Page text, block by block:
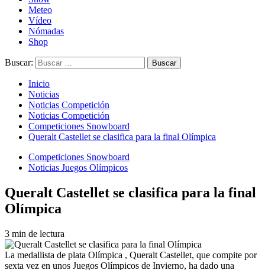
Meteo
Vídeo
Nómadas
Shop
Buscar:
Inicio
Noticias
Noticias Competición
Noticias Competición
Competiciones Snowboard
Queralt Castellet se clasifica para la final Olímpica
Competiciones Snowboard
Noticias Juegos Olímpicos
Queralt Castellet se clasifica para la final
Olímpica
3 min de lectura
La medallista de plata Olímpica , Queralt Castellet, que compite por
sexta vez en unos Juegos Olímpicos de Invierno, ha dado una